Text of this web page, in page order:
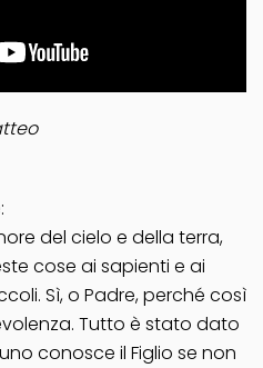
del cielo e della terra,
cose ai sapienti e ai
Sì, o Padre, perché così
Tutto è stato dato
conosce il Figlio se non